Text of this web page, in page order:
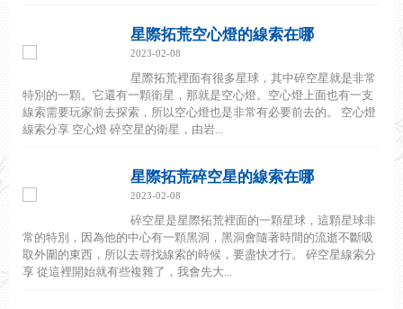
星際拓荒空心燈的線索在哪
2023-02-08
星際拓荒裡面有很多星球，其中碎空星就是非常
特別的一顆。它還有一顆衛星，那就是空心燈。空心燈上面也有一支
線索需要玩家前去探索，所以空心燈也是非常有必要前去的。 空心燈
線索分享 空心燈 碎空星的衛星，由岩...
星際拓荒碎空星的線索在哪
2023-02-08
碎空星是星際拓荒裡面的一顆星球，這顆星球非
常的特別，因為他的中心有一顆黑洞，黑洞會隨著時間的流逝不斷吸
取外圍的東西，所以去尋找線索的時候，要盡快才行。 碎空星線索分
享 從這裡開始就有些複雜了，我會先大...